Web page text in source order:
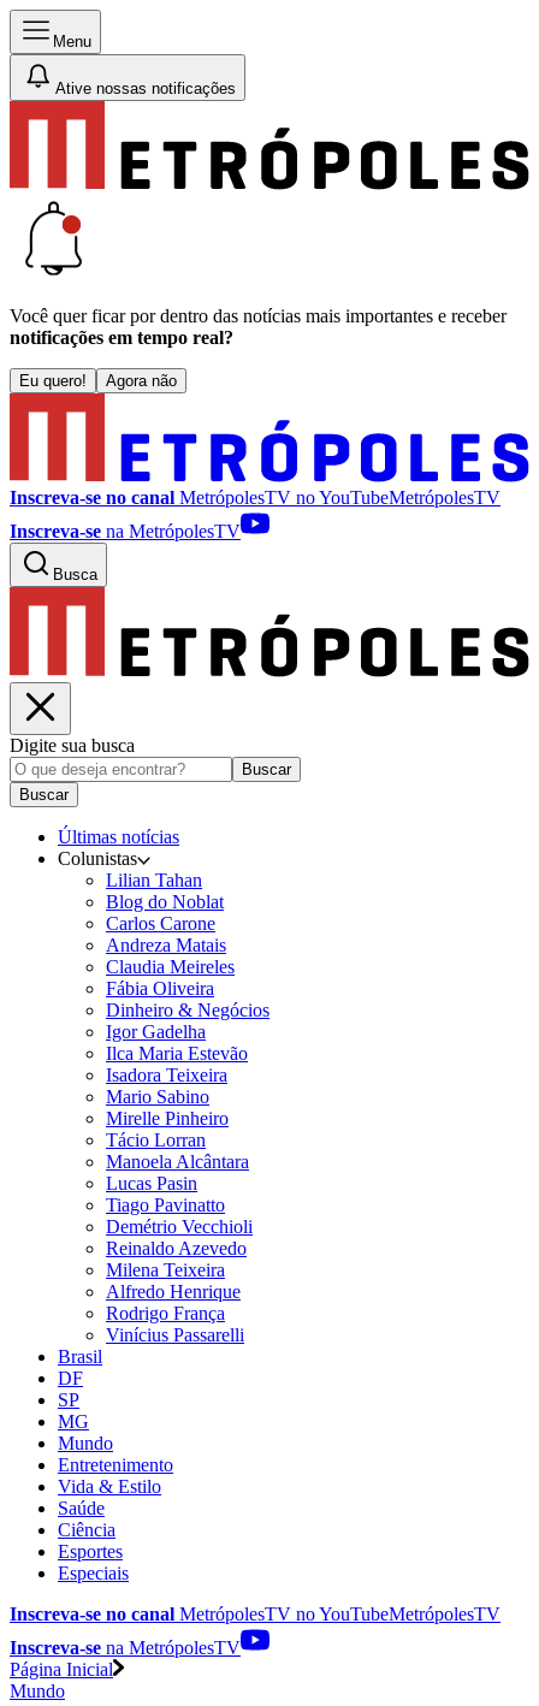
Menu
Ative nossas notificações
Você quer ficar por dentro das notícias mais importantes e receber
notificações em tempo real?
Eu quero! Agora não
Inscreva-se no canal MetrópolesTV noYouTubeMetrópolesTV
Inscreva-se na MetrópolesTV
Busca
Digite sua busca
Buscar
Buscar
Últimas notícias
Colunistas
Lilian Tahan
Blog do Noblat
Carlos Carone
Andreza Matais
Claudia Meireles
Fábia Oliveira
Dinheiro & Negócios
Igor Gadelha
Ilca Maria Estevão
Isadora Teixeira
Mario Sabino
Mirelle Pinheiro
Tácio Lorran
Manoela Alcântara
Lucas Pasin
Tiago Pavinatto
Demétrio Vecchioli
Reinaldo Azevedo
Milena Teixeira
Alfredo Henrique
Rodrigo França
Vinícius Passarelli
Brasil
DF
SP
MG
Mundo
Entretenimento
Vida & Estilo
Saúde
Ciência
Esportes
Especiais
Inscreva-se no canal MetrópolesTV noYouTubeMetrópolesTV
Inscreva-se na MetrópolesTV
Página Inicial
Mundo